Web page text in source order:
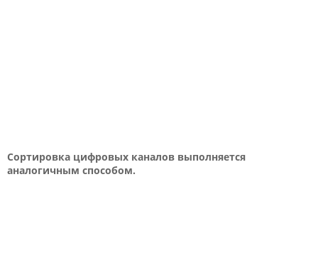
Сортировка цифровых каналов выполняется
аналогичным способом.